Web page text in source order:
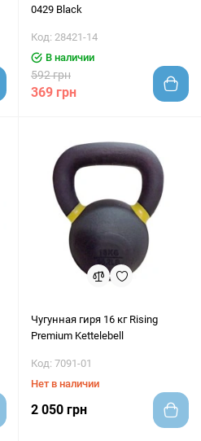
0429 Black
Код: 28421-14
В наличии
592 грн
369 грн
Чугунная гиря 16 кг Rising
Premium Kettelebell
Код: 7091-01
Нет в наличии
2 050 грн